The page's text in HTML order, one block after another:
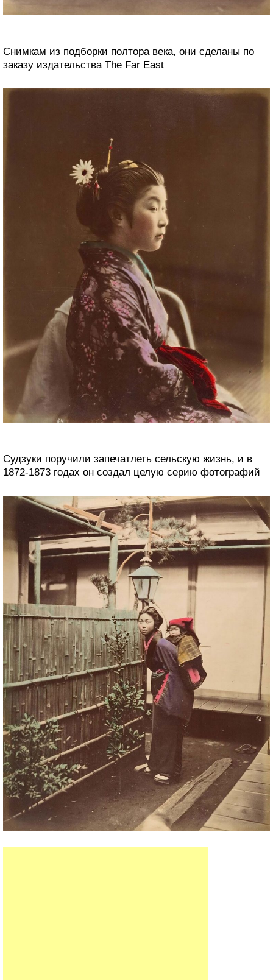
Снимкам из подборки полтора века, они сделаны по
заказу издательства The Far East
Судзуки поручили запечатлеть сельскую жизнь, и в
1872-1873 годах он создал целую серию фотографий